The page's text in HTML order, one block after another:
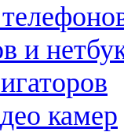
и
камер